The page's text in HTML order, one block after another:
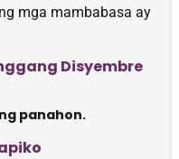
mga mambabasa ay
Disyembre
panahon.